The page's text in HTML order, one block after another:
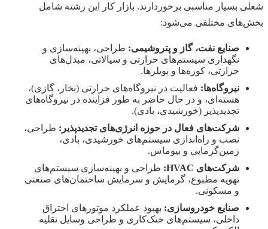
شغلی بسیار مناسبی برخوردارند. بازار کار این رشته شامل
بخش‌های مختلفی می‌شود:
صنایع نفت، گاز و پتروشیمی: طراحی، بهینه‌سازی و
نگهداری سیستم‌های حرارتی و سیالاتی، مبدل‌های
حرارتی، کوره‌ها و بویلرها.
نیروگاه‌ها: فعالیت در نیروگاه‌های حرارتی (بخار، گازی)،
هسته‌ای، و در حال حاضر به طور فزاینده در نیروگاه‌های
تجدیدپذیر (خورشیدی، بادی).
شرکت‌های فعال در حوزه انرژی‌های تجدیدپذیر: طراحی،
نصب و راه‌اندازی سیستم‌های خورشیدی، بادی،
زمین‌گرمایی و بیوماس.
شرکت‌های HVAC:
طراحی و بهینه‌سازی سیستم‌های
تهویه مطبوع، گرمایش و سرمایش ساختمان‌های صنعتی
و مسکونی.
صنایع خودروسازی: بهبود عملکرد موتورهای احتراق
داخلی، سیستم‌های خنک‌کاری و طراحی وسایل نقلیه